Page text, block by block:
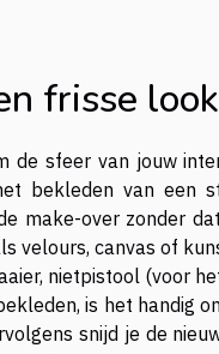
frisse look
de sfeer van jouw
bekleden van een
make-over zonder
velours, canvas of
nietpistool (voor
is het handig
snijd je de